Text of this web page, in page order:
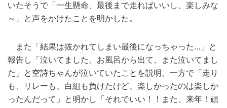
いたそうで「一生懸命、最後まで走ればいいし、楽しみな
～」と声をかけたことを明かした。
また「結果は抜かれてしまい最後になっちゃった…」と
報告し「泣いてました。お風呂から出て、また泣いてまし
た」と空詩ちゃんが泣いていたことを説明。一方で「走り
も、リレーも、白組も負けたけど、楽しかったのは楽しか
ったんだって」と明かし「それでいい！！また、来年！頑